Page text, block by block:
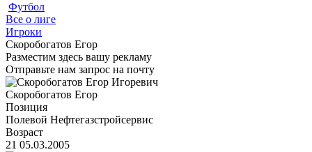
Футбол
Все о лиге
Игроки
Скоробогатов Егор
Разместим здесь вашу рекламу
Отправьте нам запрос на почту
Скоробогатов Егор
Позиция
Полевой Нефтегазстройсервис
Возраст
21 05.03.2005